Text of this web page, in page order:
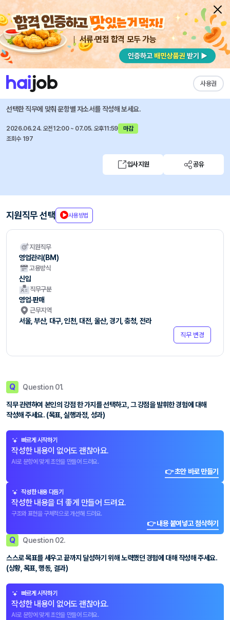
서류·면접 합격 모두 가능
사용권
채용공고 자소서 자유항목 자소서 내 작성목록
교원그룹 즐겨찾기
Wells 영업관리(BM) 경상권/호남권/수도권(신입)
선택한 직무에 맞춰 문항별 자소서를 작성해 보세요.
2026.06.24. 오전12:00 ~ 07.05. 오후11:59
마감
조회수 197
입사지원 공유
지원직무 선택 사용방법
지원직무
영업관리(BM)
고용방식
신입
직무구분
영업·판매
근무지역
서울, 부산, 대구, 인천, 대전, 울산, 경기, 충청, 전라
직무 변경
Q Question 01.
직무 관련하여 본인의 강점 한 가지를 선택하고, 그 강점을 발휘한 경험에 대해
작성해 주세요. (목표, 실행과정, 성과)
빠르게 시작하기
작성한 내용이 없어도 괜찮아요.
AI로 문항에 맞게 초안을 만들어 드려요.
👉 초안 바로 만들기
작성한 내용 다듬기
작성한 내용을 더 좋게 만들어 드려요.
구조와 표현을 구체적으로 개선해 드려요.
👉 내용 붙여넣고 첨삭하기
Q Question 02.
스스로 목표를 세우고 끝까지 달성하기 위해 노력했던 경험에 대해 작성해 주세요.
(상황, 목표, 행동, 결과)
빠르게 시작하기
작성한 내용이 없어도 괜찮아요.
AI로 문항에 맞게 초안을 만들어 드려요.